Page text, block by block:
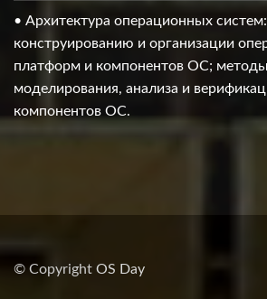
• Архитектура операционных
конструированию и организации
платформ и компонентов ОС;
моделирования, анализа и
компонентов ОС.
© Copyright OS Day